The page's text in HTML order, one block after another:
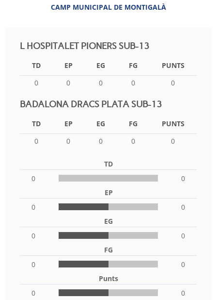
CAMP MUNICIPAL DE MONTIGALÀ
L HOSPITALET PIONERS SUB-13
TD EP EG FG
PUNTS
0
0 0 0 0
BADALONA DRACS PLATA SUB-13
TD EP EG FG
PUNTS
0
0 0 0 0
TD
0
0
EP
0
0
EG
0
0
FG
0
0
Punts
0
0